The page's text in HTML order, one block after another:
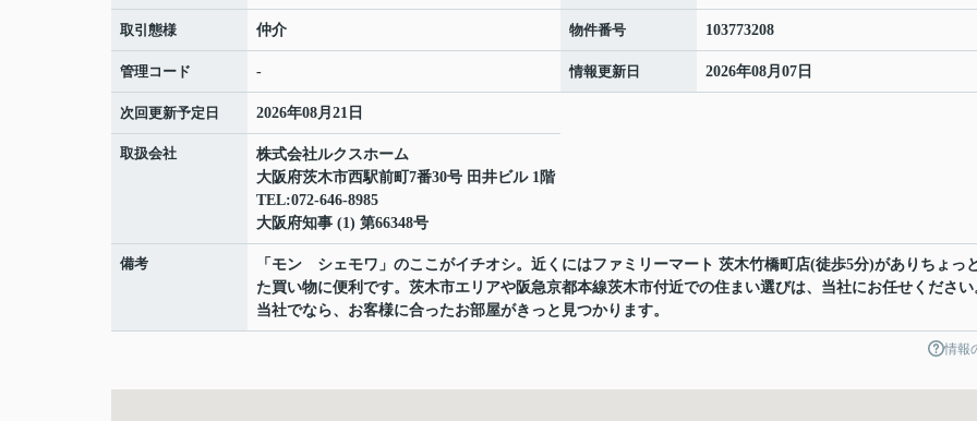
取引態様 仲介 物件番号 103773208
管理コード - 情報更新日 2026年08月07日
次回更新予定日 2026年08月21日
取扱会社
株式会社ルクスホーム
大阪府茨木市西駅前町7番30号 田井ビル 1階
TEL:072-646-8985
大阪府知事 (1) 第66348号
備考
「モン シェモワ」のここがイチオシ。近くにはファミリーマート 茨木竹橋町店(徒歩5分)がありちょっ
た買い物に便利です。茨木市エリアや阪急京都本線茨木市付近での住まい選びは、当社にお任せください
当社でなら、お客様に合ったお部屋がきっと見つかります。
情報